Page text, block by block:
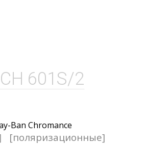
601S/2
[поляризационные]